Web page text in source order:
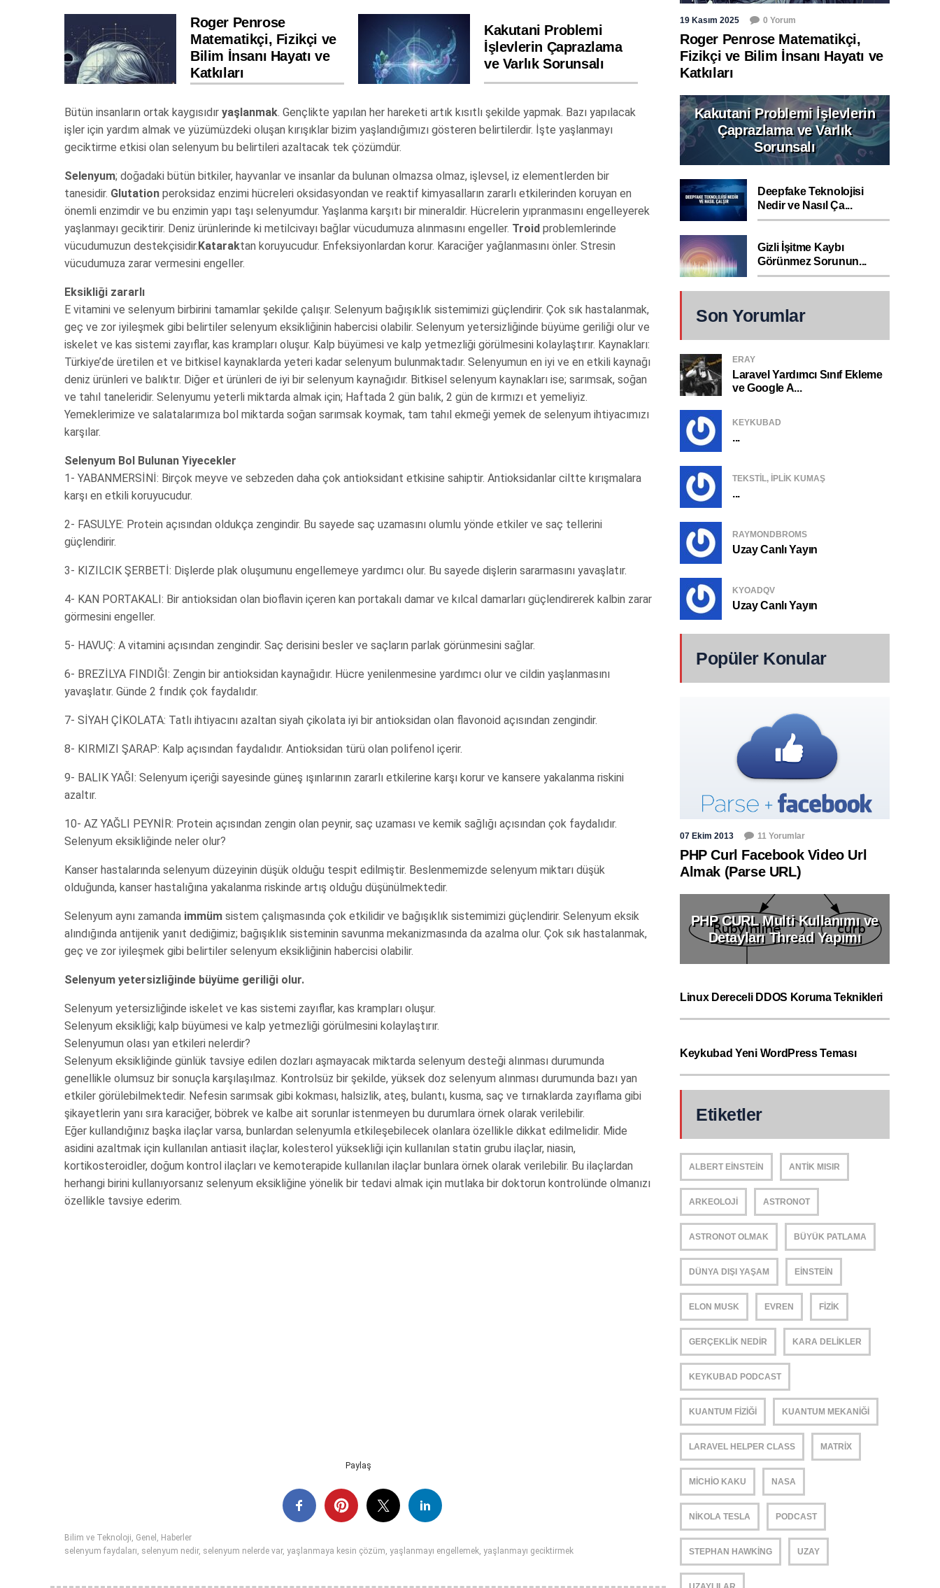
Roger Penrose
Matematikçi, Fizikçi ve
Bilim İnsanı Hayatı ve
Katkıları
Kakutani Problemi
İşlevlerin Çaprazlama
ve Varlık Sorunsalı
Bütün insanların ortak kaygısıdır yaşlanmak. Gençlikte yapılan her hareketi artık kısıtlı şekilde yapmak. Bazı yapılacak
işler için yardım almak ve yüzümüzdeki oluşan kırışıklar bizim yaşlandığımızı gösteren belirtilerdir. İşte yaşlanmayı
geciktirme etkisi olan selenyum bu belirtileri azaltacak tek çözümdür.
Selenyum; doğadaki bütün bitkiler, hayvanlar ve insanlar da bulunan olmazsa olmaz, işlevsel, iz elementlerden bir
tanesidir. Glutation peroksidaz enzimi hücreleri oksidasyondan ve reaktif kimyasalların zararlı etkilerinden koruyan en
önemli enzimdir ve bu enzimin yapı taşı selenyumdur. Yaşlanma karşıtı bir mineraldir. Hücrelerin yıpranmasını engelleyerek
yaşlanmayı geciktirir. Deniz ürünlerinde ki metilcivayı bağlar vücudumuza alınmasını engeller. Troid problemlerinde
vücudumuzun destekçisidir.Kataraktan koruyucudur. Enfeksiyonlardan korur. Karaciğer yağlanmasını önler. Stresin
vücudumuza zarar vermesini engeller.
Eksikliği zararlı
E vitamini ve selenyum birbirini tamamlar şekilde çalışır. Selenyum bağışıklık sistemimizi güçlendirir. Çok sık hastalanmak,
geç ve zor iyileşmek gibi belirtiler selenyum eksikliğinin habercisi olabilir. Selenyum yetersizliğinde büyüme geriliği olur ve
iskelet ve kas sistemi zayıflar, kas krampları oluşur. Kalp büyümesi ve kalp yetmezliği görülmesini kolaylaştırır. Kaynakları:
Türkiye’de üretilen et ve bitkisel kaynaklarda yeteri kadar selenyum bulunmaktadır. Selenyumun en iyi ve en etkili kaynağı
deniz ürünleri ve balıktır. Diğer et ürünleri de iyi bir selenyum kaynağıdır. Bitkisel selenyum kaynakları ise; sarımsak, soğan
ve tahıl taneleridir. Selenyumu yeterli miktarda almak için; Haftada 2 gün balık, 2 gün de kırmızı et yemeliyiz.
Yemeklerimize ve salatalarımıza bol miktarda soğan sarımsak koymak, tam tahıl ekmeği yemek de selenyum ihtiyacımızı
karşılar.
Selenyum Bol Bulunan Yiyecekler
1- YABANMERSİNİ: Birçok meyve ve sebzeden daha çok antioksidant etkisine sahiptir. Antioksidanlar ciltte kırışmalara
karşı en etkili koruyucudur.
2- FASULYE: Protein açısından oldukça zengindir. Bu sayede saç uzamasını olumlu yönde etkiler ve saç tellerini
güçlendirir.
3- KIZILCIK ŞERBETİ: Dişlerde plak oluşumunu engellemeye yardımcı olur. Bu sayede dişlerin sararmasını yavaşlatır.
4- KAN PORTAKALI: Bir antioksidan olan bioflavin içeren kan portakalı damar ve kılcal damarları güçlendirerek kalbin zarar
görmesini engeller.
5- HAVUÇ: A vitamini açısından zengindir. Saç derisini besler ve saçların parlak görünmesini sağlar.
6- BREZİLYA FINDIĞI: Zengin bir antioksidan kaynağıdır. Hücre yenilenmesine yardımcı olur ve cildin yaşlanmasını
yavaşlatır. Günde 2 fındık çok faydalıdır.
7- SİYAH ÇİKOLATA: Tatlı ihtiyacını azaltan siyah çikolata iyi bir antioksidan olan flavonoid açısından zengindir.
8- KIRMIZI ŞARAP: Kalp açısından faydalıdır. Antioksidan türü olan polifenol içerir.
9- BALIK YAĞI: Selenyum içeriği sayesinde güneş ışınlarının zararlı etkilerine karşı korur ve kansere yakalanma riskini
azaltır.
10- AZ YAĞLI PEYNİR: Protein açısından zengin olan peynir, saç uzaması ve kemik sağlığı açısından çok faydalıdır.
Selenyum eksikliğinde neler olur?
Kanser hastalarında selenyum düzeyinin düşük olduğu tespit edilmiştir. Beslenmemizde selenyum miktarı düşük
olduğunda, kanser hastalığına yakalanma riskinde artış olduğu düşünülmektedir.
Selenyum aynı zamanda immüm sistem çalışmasında çok etkilidir ve bağışıklık sistemimizi güçlendirir. Selenyum eksik
alındığında antijenik yanıt dediğimiz; bağışıklık sisteminin savunma mekanizmasında da azalma olur. Çok sık hastalanmak,
geç ve zor iyileşmek gibi belirtiler selenyum eksikliğinin habercisi olabilir.
Selenyum yetersizliğinde büyüme geriliği olur.
Selenyum yetersizliğinde iskelet ve kas sistemi zayıflar, kas krampları oluşur.
Selenyum eksikliği; kalp büyümesi ve kalp yetmezliği görülmesini kolaylaştırır.
Selenyumun olası yan etkileri nelerdir?
Selenyum eksikliğinde günlük tavsiye edilen dozları aşmayacak miktarda selenyum desteği alınması durumunda
genellikle olumsuz bir sonuçla karşılaşılmaz. Kontrolsüz bir şekilde, yüksek doz selenyum alınması durumunda bazı yan
etkiler görülebilmektedir. Nefesin sarımsak gibi kokması, halsizlik, ateş, bulantı, kusma, saç ve tırnaklarda zayıflama gibi
şikayetlerin yanı sıra karaciğer, böbrek ve kalbe ait sorunlar istenmeyen bu durumlara örnek olarak verilebilir.
Eğer kullandığınız başka ilaçlar varsa, bunlardan selenyumla etkileşebilecek olanlara özellikle dikkat edilmelidir. Mide
asidini azaltmak için kullanılan antiasit ilaçlar, kolesterol yüksekliği için kullanılan statin grubu ilaçlar, niasin,
kortikosteroidler, doğum kontrol ilaçları ve kemoterapide kullanılan ilaçlar bunlara örnek olarak verilebilir. Bu ilaçlardan
herhangi birini kullanıyorsanız selenyum eksikliğine yönelik bir tedavi almak için mutlaka bir doktorun kontrolünde olmanızı
özellikle tavsiye ederim.
Paylaş
Bilim ve Teknoloji, Genel , Haberler
selenyum faydaları, selenyum nedir, selenyum nelerde var, yaşlanmaya kesin çözüm, yaşlanmayı engellemek, yaşlanmayı geciktirmek
19 Kasım 2025 0 Yorum
Roger Penrose Matematikçi,
Fizikçi ve Bilim İnsanı Hayatı ve
Katkıları
Kakutani Problemi İşlevlerin
Çaprazlama ve Varlık
Sorunsalı
Deepfake Teknolojisi
Nedir ve Nasıl Ça...
Gizli İşitme Kaybı
Görünmez Sorunun...
Son Yorumlar
ERAY
Laravel Yardımcı Sınıf Ekleme
ve Google A...
KEYKUBAD
...
TEKSTIL, IPLIK KUMAŞ
...
RAYMONDBROMS
Uzay Canlı Yayın
KYOADQV
Uzay Canlı Yayın
Popüler Konular
07 Ekim 2013 11 Yorumlar
PHP Curl Facebook Video Url
Almak (Parse URL)
PHP CURL Multi Kullanımı ve
Detayları Thread Yapımı
Linux Dereceli DDOS Koruma Teknikleri
Keykubad Yeni WordPress Teması
Etiketler
ALBERT EINSTEIN ANTIK MISIR
ARKEOLOJI ASTRONOT
ASTRONOT OLMAK BÜYÜK PATLAMA
DÜNYA DIŞI YAŞAM EINSTEIN
ELON MUSK EVREN FIZIK
GERÇEKLIK NEDIR KARA DELIKLER
KEYKUBAD PODCAST
KUANTUM FIZIĞI KUANTUM MEKANIĞI
LARAVEL HELPER CLASS MATRIX
MICHIO KAKU NASA
NIKOLA TESLA PODCAST
STEPHAN HAWKING UZAY